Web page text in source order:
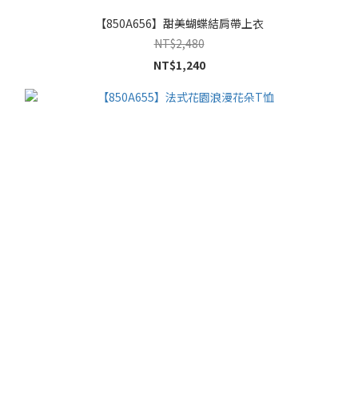
【850A656】甜美蝴蝶結肩帶上衣
NT$2,480
NT$1,240